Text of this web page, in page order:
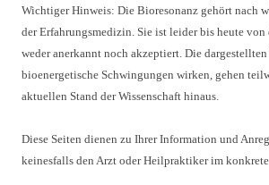
Wichtiger Hinweis: Die Bioresonanz gehört nach
der Erfahrungsmedizin. Sie ist leider bis heute
weder anerkannt noch akzeptiert. Die
bioenergetische Schwingungen wirken, gehen
aktuellen Stand der Wissenschaft hinaus.
Diese Seiten dienen zu Ihrer Information und
keinesfalls den Arzt oder Heilpraktiker im